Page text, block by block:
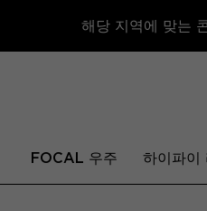
해당 지역에 맞는
FOCAL 우주 하이파이